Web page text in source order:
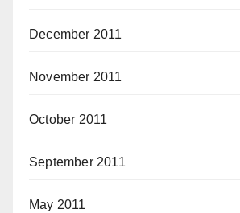
December 2011
November 2011
October 2011
September 2011
May 2011